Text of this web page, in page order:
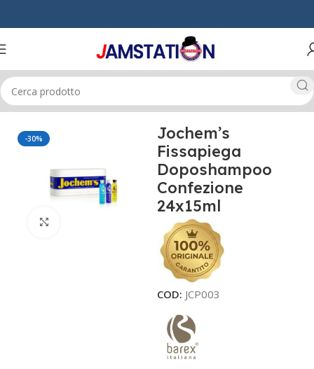
Home CAPELLI TECNICI VARI
-30%
Jochem’s
Fissapiega
Doposhampoo
Confezione
24x15ml
COD: JCP003